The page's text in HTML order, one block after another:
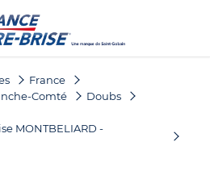
France
Comté
Doubs
MONTBELIARD -